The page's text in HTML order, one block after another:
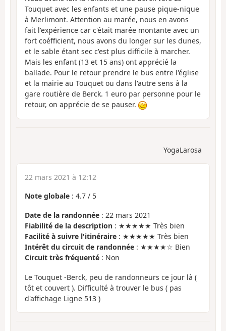
Touquet avec les enfants et une pause pique-nique
à Merlimont. Attention au marée, nous en avons
fait l'expérience car c'était marée montante avec un
fort coéfficient, nous avons du longer sur les dunes,
et le sable étant sec c'est plus difficile à marcher.
Mais les enfant (13 et 15 ans) ont apprécié la
ballade. Pour le retour prendre le bus entre l'église
et la mairie au Touquet ou dans l'autre sens à la
gare routière de Berck. 1 euro par personne pour le
retour, on apprécie de se pauser.
YogaLarosa
22 mars 2021 à 12:12
Note globale : 4.7 / 5
Date de la randonnée : 22 mars 2021
Fiabilité de la description : ★★★★★ Très bien
Facilité à suivre l'itinéraire : ★★★★★ Très bien
Intérêt du circuit de randonnée : ★★★★☆ Bien
Circuit très fréquenté : Non
Le Touquet -Berck, peu de randonneurs ce jour là (
tôt et couvert ). Difficulté à trouver le bus ( pas
d'affichage Ligne 513 )